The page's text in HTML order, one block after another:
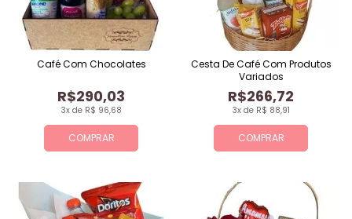
COMPRAR
3x de R$ 96,68
R$290,03
Café Com Chocolates
COMPRAR
3x de R$ 88,91
R$266,72
Cesta De Café Com Produtos
Variados